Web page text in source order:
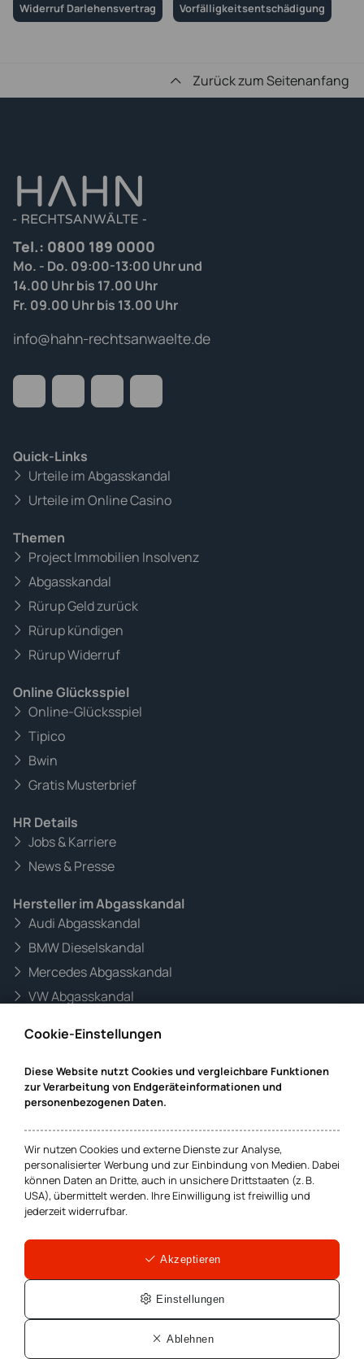
Widerruf Darlehensvertrag Vorfälligkeitsentschädigung
Zurück zum Seitenanfang
Tel.: 0800 189 0000
Mo. - Do. 09:00-13:00 Uhr und
14.00 Uhr bis 17.00 Uhr
Fr. 09.00 Uhr bis 13.00 Uhr
info@hahn-rechtsanwaelte.de
Quick-Links
Urteile im Abgasskandal
Urteile im Online Casino
Themen
Project Immobilien Insolvenz
Abgasskandal
Rürup Geld zurück
Rürup kündigen
Rürup Widerruf
Online Glücksspiel
Online-Glücksspiel
Tipico
Bwin
Gratis Musterbrief
HR Details
Jobs & Karriere
News & Presse
Hersteller im Abgasskandal
Audi Abgasskandal
BMW Dieselskandal
Mercedes Abgasskandal
VW Abgasskandal
Informationen zur Website
Datenschutz
Impressum
Cookie-Einstellungen
Hamburg
Wexstr. 16
Marcusallee 38
0421-246850
70173 Stuttgart
Maximilianstrasse 35A
80539 München
089-24218004
Cookie-Einstellungen
Diese Website nutzt Cookies und vergleichbare Funktionen
zur Verarbeitung von Endgeräteinformationen und
personenbezogenen Daten.
Wir nutzen Cookies und externe Dienste zur Analyse,
personalisierter Werbung und zur Einbindung von Medien. Dabei
können Daten an Dritte, auch in unsichere Drittstaaten (z. B.
USA), übermittelt werden. Ihre Einwilligung ist freiwillig und
jederzeit widerrufbar.
Ablehnen
Einstellungen
Akzeptieren